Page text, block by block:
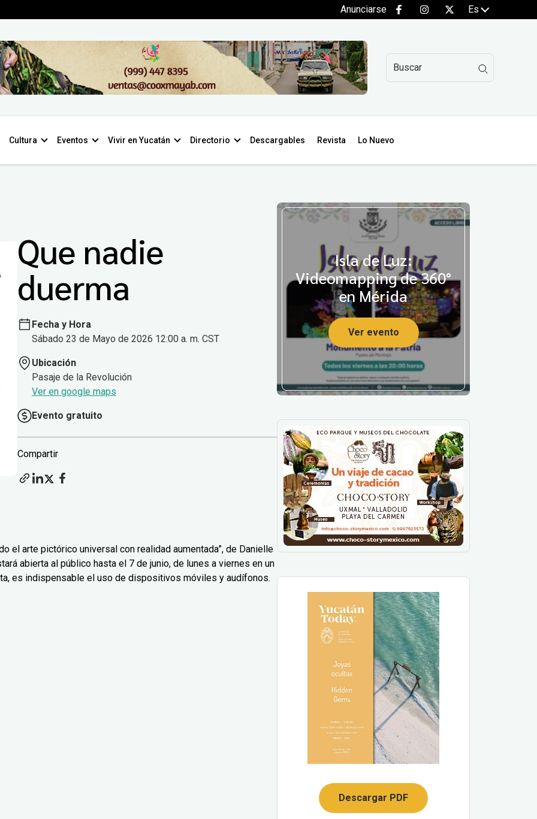
Anunciarse Es
Cultura Eventos Vivir en Yucatán Directorio Descargables Revista Lo Nuevo
Que nadie
duerma
Fecha y Hora
Sábado 23 de Mayo de 2026 12:00 a. m. CST
Ubicación
Pasaje de la Revolución
Ver en google maps
Evento gratuito
Compartir
el arte pictórico universal con realidad aumentada”, de Danielle
abierta al público hasta el 7 de junio, de lunes a viernes en un
es indispensable el uso de dispositivos móviles y audífonos.
Isla de Luz:
Videomapping de 360°
en Mérida
Ver evento
Descargar PDF